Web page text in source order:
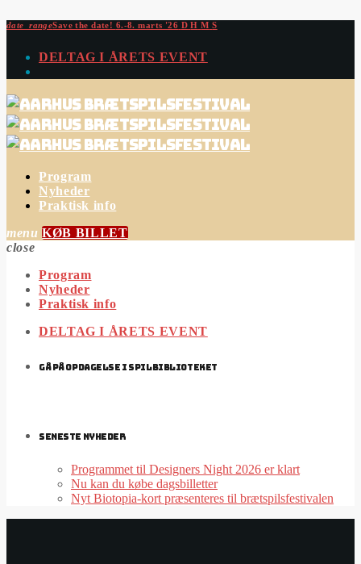
date_rangeSave the date! 6.-8. marts '26 D H M S
DELTAG I ÅRETS EVENT
Program
Nyheder
Praktisk info
menu KØB BILLET
close
Program
Nyheder
Praktisk info
DELTAG I ÅRETS EVENT
GÅ PÅ OPDAGELSE I SPILBIBLIOTEKET
SENESTE NYHEDER
Programmet til Designers Night 2026 er klart
Nu kan du købe dagsbilletter
Nyt Biotopia-kort præsenteres til brætspilsfestivalen